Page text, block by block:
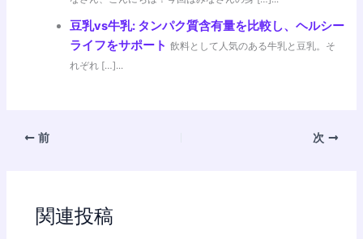
豆乳vs牛乳: タンパク質含有量を比較し、ヘルシー
ライフをサポート 飲料として人気のある牛乳と豆乳。そ
れぞれ […]...
前 次
関連投稿